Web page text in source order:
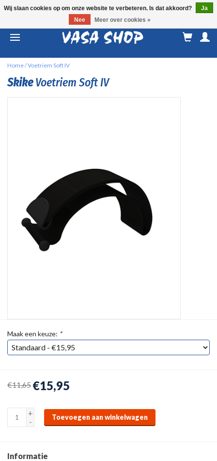
Home/Voetriem Soft IV
SkikeVoetriem Soft IV
Maak een keuze: *
€11,65 €15,95
+
-
Toevoegen aan winkelwagen
Informatie
Wij slaan cookies op om onze website te verbeteren. Is dat akkoord?
Ja
Nee
Meer over cookies »